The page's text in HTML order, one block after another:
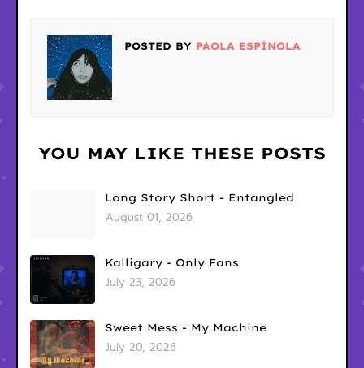
POSTED BY PAOLA ESPÍNOLA
YOU MAY LIKE THESE POSTS
Long Story Short - Entangled
August 01, 2026
Kalligary - Only Fans
July 23, 2026
Sweet Mess - My Machine
July 20, 2026